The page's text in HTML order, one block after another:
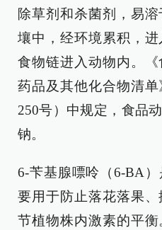
除草剂和杀菌剂，易
壤中，经环境累积，
食物链进入动物内。
药品及其他化合物清
250号）中规定，食品
钠。
6-苄基腺嘌呤（6-BA
要用于防止落花落果
节植物株内激素的平